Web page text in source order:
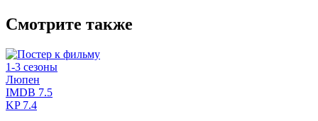
Смотрите также
1-3 сезоны
Люпен
IMDB 7.5
KP7.4